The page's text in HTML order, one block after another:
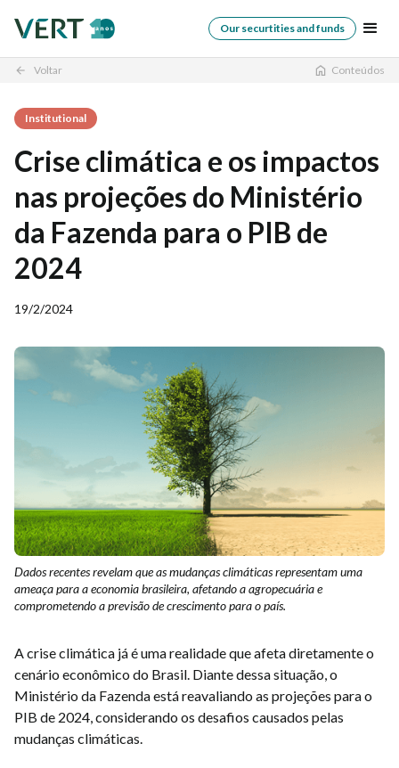
Our securtities and funds
arrow_back Voltar Conteúdos
Institutional
Crise climática e os impactos
nas projeções do Ministério
da Fazenda para o PIB de
2024
19/2/2024
Dados recentes revelam que as mudanças climáticas representam uma
ameaça para a economia brasileira, afetando a agropecuária e
comprometendo a previsão de crescimento para o país.
A crise climática já é uma realidade que afeta diretamente o
cenário econômico do Brasil. Diante dessa situação, o
Ministério da Fazenda está reavaliando as projeções para o
PIB de 2024, considerando os desafios causados pelas
mudanças climáticas.